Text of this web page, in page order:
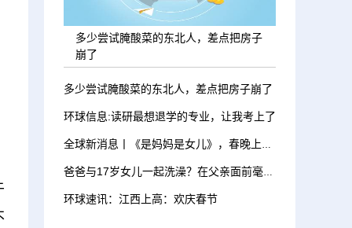
多少尝试腌酸菜的东北人，差点把房子
崩了
多少尝试腌酸菜的东北人，差点把房子崩了
环球信息:读研最想退学的专业，让我考上了
全球新消息丨《是妈妈是女儿》，春晚上的这首歌听哭了
爸爸与17岁女儿一起洗澡？在父亲面前毫无隐私
环球速讯：江西上高：欢庆春节